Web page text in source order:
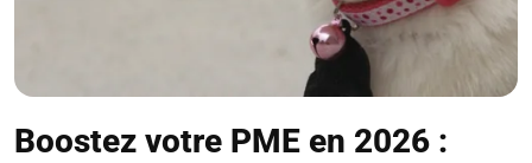
Boostez votre PME en 2026 :